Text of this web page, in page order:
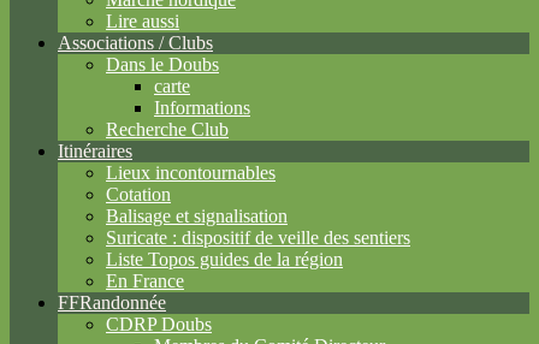
Lire aussi
Associations / Clubs
Dans le Doubs
carte
Informations
Recherche Club
Itinéraires
Lieux incontournables
Cotation
Balisage et signalisation
Suricate : dispositif de veille des sentiers
Liste Topos guides de la région
En France
FFRandonnée
CDRP Doubs